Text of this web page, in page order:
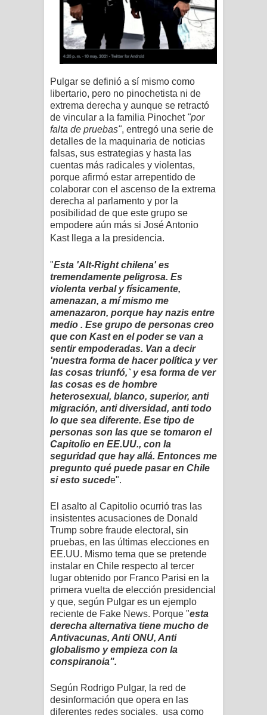
Pulgar se definió a sí mismo como
libertario, pero no pinochetista ni de
extrema derecha y aunque se retractó
de vincular a la familia Pinochet "por
falta de pruebas", entregó una serie de
detalles de la maquinaria de noticias
falsas, sus estrategias y hasta las
cuentas más radicales y violentas,
porque afirmó estar arrepentido de
colaborar con el ascenso de la extrema
derecha al parlamento y por la
posibilidad de que este grupo se
empodere aún más si José Antonio
Kast llega a la presidencia.
"Esta 'Alt-Right chilena' es
tremendamente peligrosa. Es
violenta verbal y físicamente,
amenazan, a mí mismo me
amenazaron, porque hay nazis entre
medio . Ese grupo de personas creo
que con Kast en el poder se van a
sentir empoderadas. Van a decir
'nuestra forma de hacer política y ver
las cosas triunfó,` y esa forma de ver
las cosas es de hombre
heterosexual, blanco, superior, anti
migración, anti diversidad, anti todo
lo que sea diferente. Ese tipo de
personas son las que se tomaron el
Capitolio en EE.UU., con la
seguridad que hay allá. Entonces me
pregunto qué puede pasar en Chile
si esto sucede".
El asalto al Capitolio ocurrió tras las
insistentes acusaciones de Donald
Trump sobre fraude electoral, sin
pruebas, en las últimas elecciones en
EE.UU. Mismo tema que se pretende
instalar en Chile respecto al tercer
lugar obtenido por Franco Parisi en la
primera vuelta de elección presidencial
y que, según Pulgar es un ejemplo
reciente de Fake News. Porque "esta
derecha alternativa tiene mucho de
Antivacunas, Anti ONU, Anti
globalismo y empieza con la
conspiranoia".
Según Rodrigo Pulgar, la red de
desinformación que opera en las
diferentes redes sociales, usa como